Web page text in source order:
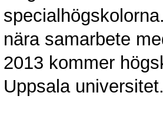
nära samarbete
2013 kommer
Uppsala